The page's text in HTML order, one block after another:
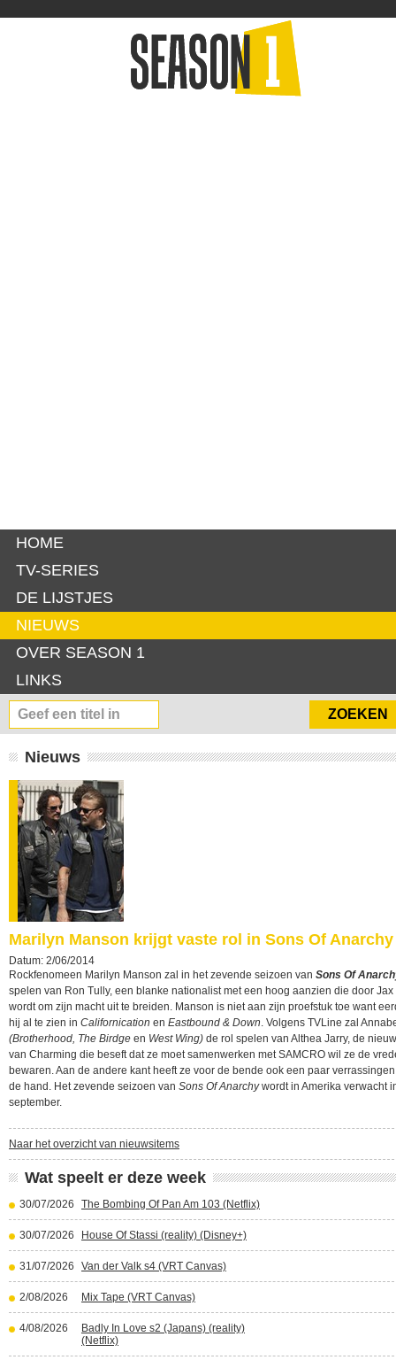
HOME
TV-SERIES
DE LIJSTJES
NIEUWS
OVER SEASON 1
LINKS
Nieuws
Marilyn Manson krijgt vaste rol in Sons Of Anarchy
Datum: 2/06/2014
Rockfenomeen Marilyn Manson zal in het zevende seizoen van Sons Of
spelen van Ron Tully, een blanke nationalist met een hoog aanzien die door Jax
wordt om zijn macht uit te breiden. Manson is niet aan zijn proefstuk toe want
hij al te zien in Californication en Eastbound & Down. Volgens TVLine zal
(Brotherhood, The Birdge en West Wing) de rol spelen van Althea Jarry, de
van Charming die beseft dat ze moet samenwerken met SAMCRO wil ze de
bewaren. Aan de andere kant heeft ze voor de bende ook een paar
de hand. Het zevende seizoen van Sons Of Anarchywordt in Amerika verwacht
september.
Naar het overzicht van nieuwsitems
Wat speelt er deze week
30/07/2026 The Bombing Of Pan Am 103 (Netflix)
30/07/2026 House Of Stassi (reality) (Disney+)
31/07/2026 Van der Valk s4 (VRT Canvas)
2/08/2026 Mix Tape (VRT Canvas)
4/08/2026
Badly In Love s2 (Japans) (reality)
(Netflix)